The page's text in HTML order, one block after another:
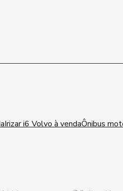
Irizar i6 Volvo à vendaÔnibus